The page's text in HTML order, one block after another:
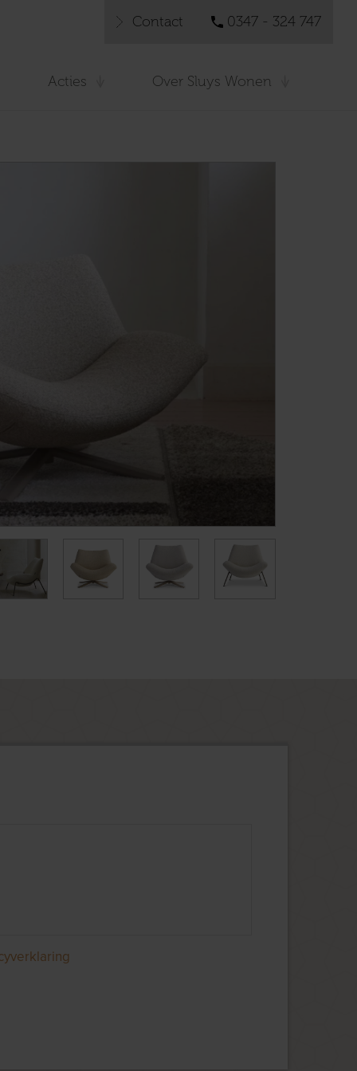
Contact 0347 - 324 747
Acties Over Sluys Wonen